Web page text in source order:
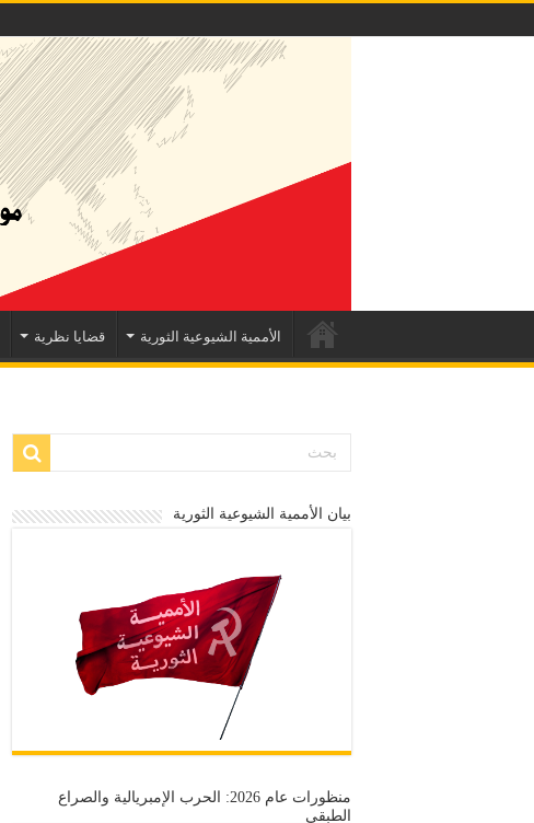
الأممية الشيوعية الثورية قضايا نظرية
بيان الأممية الشيوعية الثورية
منظورات عام 2026: الحرب الإمبريالية والصراع
الطبقي